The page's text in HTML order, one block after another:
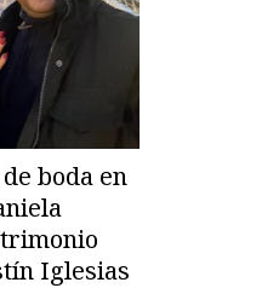
boda en
Iglesias